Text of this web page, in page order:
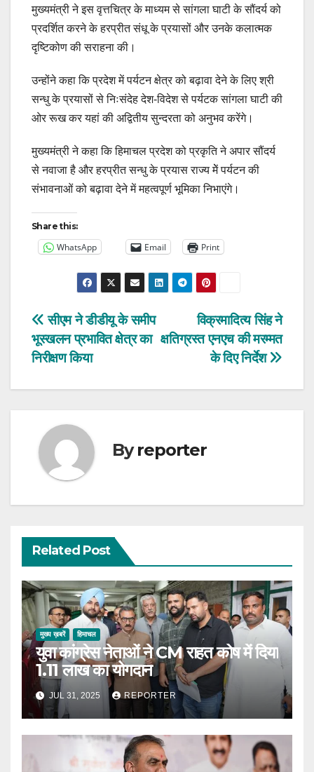
मुख्यमंत्री ने इस वृत्तचित्र के माध्यम से सांगला घाटी के सौंदर्य को
प्रदर्शित करने के हरप्रीत संधू के प्रयासों और उनके कलात्मक
दृष्टिकोण की सराहना की।
उन्होंने कहा कि प्रदेश में पर्यटन क्षेत्र को बढ़ावा देने के लिए श्री
सन्धु के प्रयासों से निःसंदेह देश-विदेश से पर्यटक सांगला घाटी की
ओर रूख कर यहां की अद्वितीय सुन्दरता को अनुभव करेंगे।
मुख्यमंत्री ने कहा कि हिमाचल प्रदेश को प्रकृति ने अपार सौंदर्य
से नवाजा है और हरप्रीत सन्धु के प्रयास राज्य मेें पर्यटन की
संभावनाओं को बढ़ावा देने में महत्वपूर्ण भूमिका निभाएंगे।
Share this:
WhatsApp Email Print
Post
navigation
विक्रमादित्य सिंह ने
क्षतिग्रस्त एनएच की मरम्मत
के दिए निर्देश
सीएम ने डीडीयू के समीप
भूस्खलन प्रभावित क्षेत्र का
निरीक्षण किया
Byreporter
Related Post
मुख्य ख़बरें हिमाचल
युवा कांग्रेस नेताओं ने CM राहत कोष में दिया
1.11 लाख का योगदान
JUL 31, 2025 REPORTER